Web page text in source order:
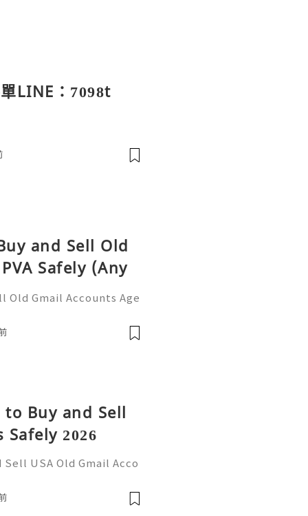
LINE：7098t
and Sell Old
Safely (Any
Old Gmail Accounts Age
@usabest
Buy and Sell
2026
USA Old Gmail Acco
☠️☠️➤WhatsApp: +1